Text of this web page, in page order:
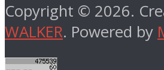
Copyright © 2026.
WALKER. Powered by